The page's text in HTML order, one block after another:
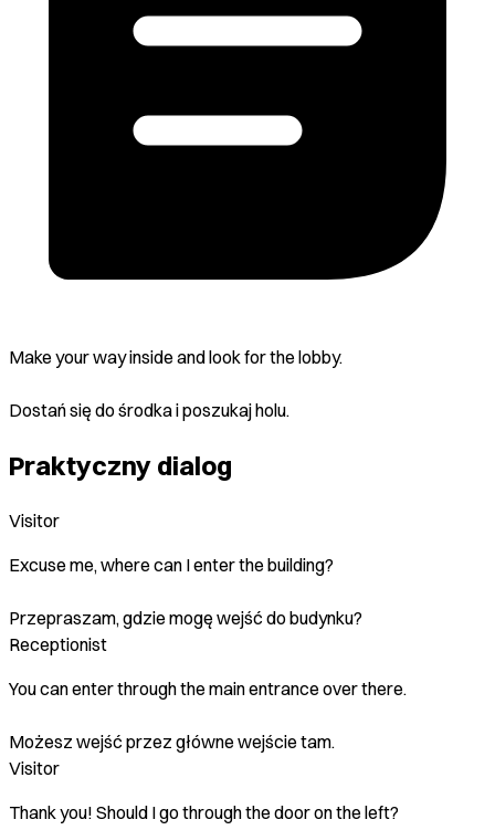
Make your way inside and look for the lobby.
Dostań się do środka i poszukaj holu.
Praktyczny dialog
Visitor
Excuse me, where can I enter the building?
Przepraszam, gdzie mogę wejść do budynku?
Receptionist
You can enter through the main entrance over there.
Możesz wejść przez główne wejście tam.
Visitor
Thank you! Should I go through the door on the left?